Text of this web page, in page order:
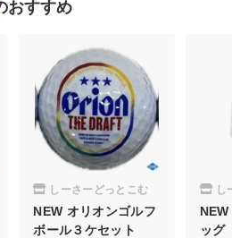
おすすめ
しーさーどっとこむ
NEW オリオンゴルフ
ボール３ケセット
し
ッグ